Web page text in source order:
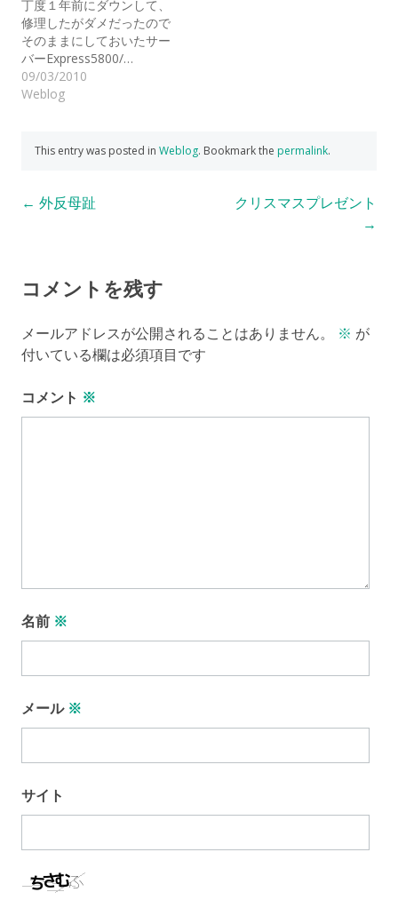
丁度１年前にダウンして、
修理したがダメだったので
そのままにしておいたサー
バーExpress5800/…
09/03/2010
Weblog
This entry was posted in Weblog. Bookmark the permalink.
Post
← 外反母趾
クリスマスプレゼント
→
コメントを残す
メールアドレスが公開されることはありません。 ※ が
付いている欄は必須項目です
コメント ※
名前 ※
メール ※
サイト